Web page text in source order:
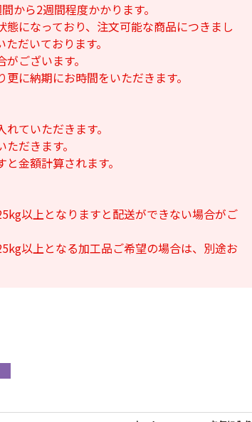
から2週間程度かかります。
になっており、注文可能な商品につきまし
だいております。
ございます。
に納期にお時間をいただきます。
ていただきます。
だきます。
金額計算されます。
以上となりますと配送ができない場合がご
以上となる加工品ご希望の場合は、別途お